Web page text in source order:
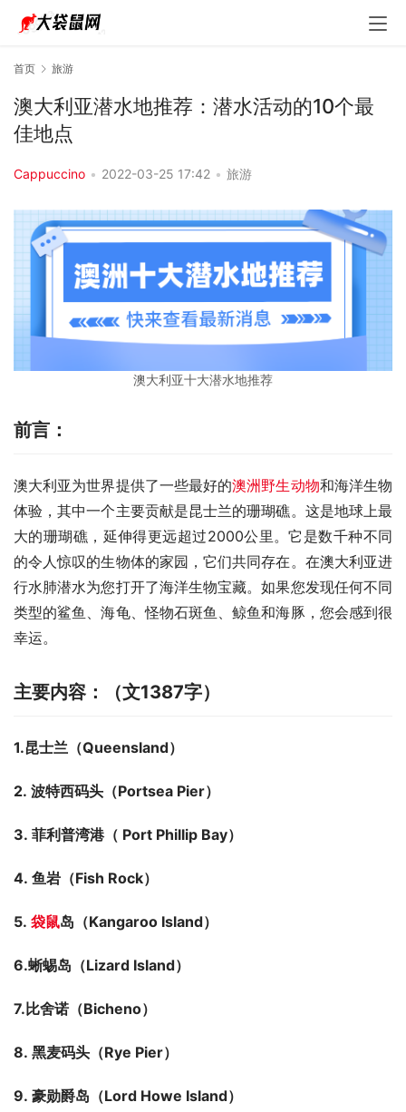
首页 旅游
澳大利亚潜水地推荐：潜水活动的10个最
佳地点
Cappuccino • 2022-03-25 17:42 • 旅游
澳大利亚十大潜水地推荐
前言：
澳大利亚为世界提供了一些最好的澳洲野生动物和海洋生物
体验，其中一个主要贡献是昆士兰的珊瑚礁。这是地球上最
大的珊瑚礁，延伸得更远超过2000公里。它是数千种不同
的令人惊叹的生物体的家园，它们共同存在。在澳大利亚进
行水肺潜水为您打开了海洋生物宝藏。如果您发现任何不同
类型的鲨鱼、海龟、怪物石斑鱼、鲸鱼和海豚，您会感到很
幸运。
主要内容：（文1387字）
1.昆士兰 （Queensland）
2. 波特西码头 （Portsea Pier）
3. 菲利普湾港（ Port Phillip Bay）
4. 鱼岩 （Fish Rock）
5. 袋鼠岛 （Kangaroo Island）
6.蜥蜴岛 （Lizard Island）
7.比舍诺 （Bicheno）
8. 黑麦码头 （Rye Pier）
9. 豪勋爵岛 （Lord Howe Island）